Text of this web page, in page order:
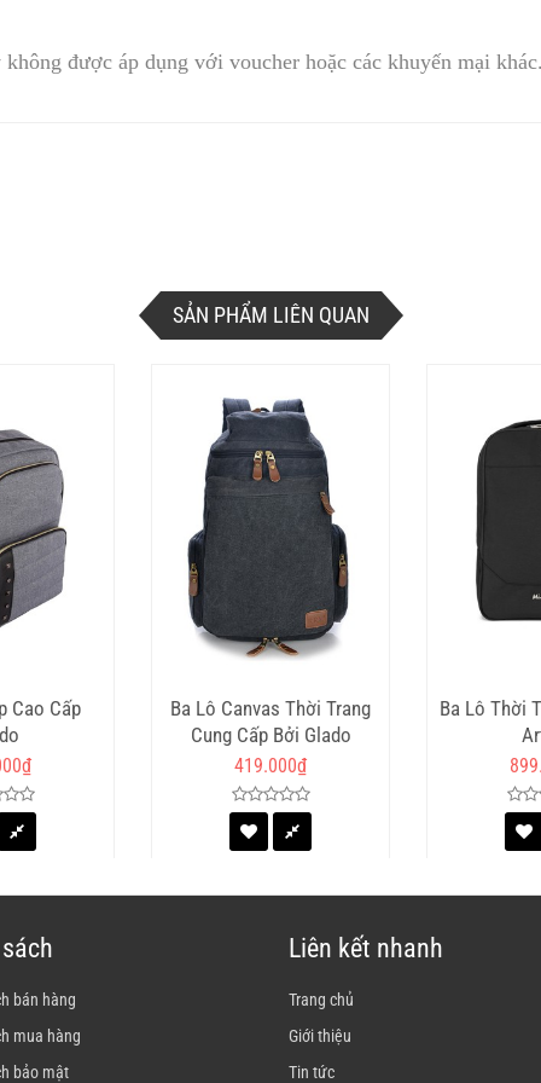
không được áp dụng với voucher hoặc các khuyến mại
SẢN PHẨM LIÊN QUAN
Cao Cấp
₫
Ba Lô Canvas Thời Trang
Cung Cấp Bởi Glado
419.000₫
Ba Lô Thời
bán hàng
mua hàng
bảo mật
Liên kết nhanh
Trang chủ
Giới thiệu
Tin tức